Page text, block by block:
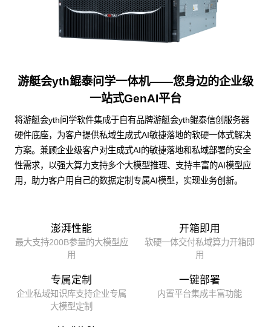
游艇会yth鲲泰问学一体机——您身边的企业级
一站式GenAI平台
将游艇会yth问学软件集成于自有品牌游艇会yth鲲泰信创服务器
硬件底座，为客户提供私域生成式AI敏捷落地的软硬一体式解决
方案。兼顾企业级客户对生成式AI的敏捷落地和私域部署的安全
性需求，以强大算力支持多个大模型推理、支持丰富的AI模型应
用，助力客户用自己的数据定制专属AI模型，实现业务创新。
澎湃性能
最大支持200B参量的大模型应
用
开箱即用
软硬一体交付私域算力开箱即
用
专属定制
企业私域知识库支持企业专属
大模型定制
一键部署
内置平台集成丰富功能